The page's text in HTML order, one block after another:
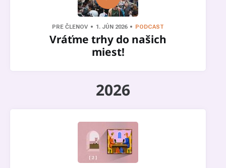
PRE ČLENOV 1. JÚN 2026 PODCAST
Vráťme trhy do našich
miest!
2026